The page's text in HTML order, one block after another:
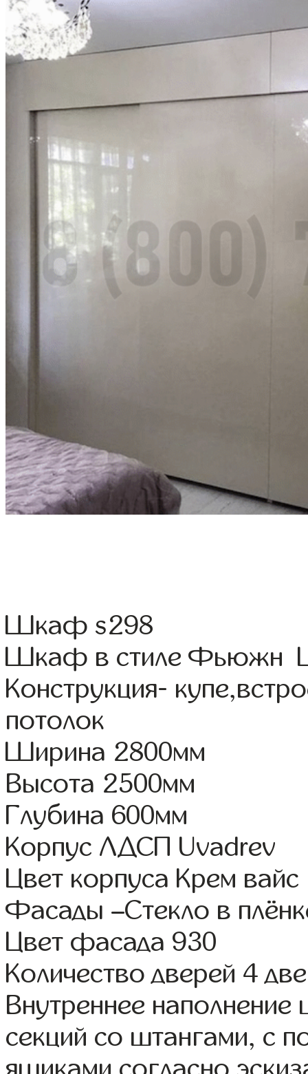
Шкаф s298
Шкаф в стиле Фьюжн
Конструкция-
потолок
Ширина 2800мм
Высота 2500мм
Глубина 600мм
Корпус ЛДСП Uvadrev
Цвет корпуса Крем вайс
Фасады –Стекло в
Цвет фасада 930
Количество дверей 4
Внутреннее
секций со штангами, с